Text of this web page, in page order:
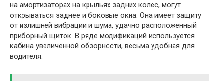
на амортизаторах на крыльях задних колес, могут
открываться заднее и боковые окна. Она имеет защиту
от излишней вибрации и шума, удачно расположенный
приборный щиток. В ряде модификаций используется
кабина увеличенной обзорности, весьма удобная для
водителя.